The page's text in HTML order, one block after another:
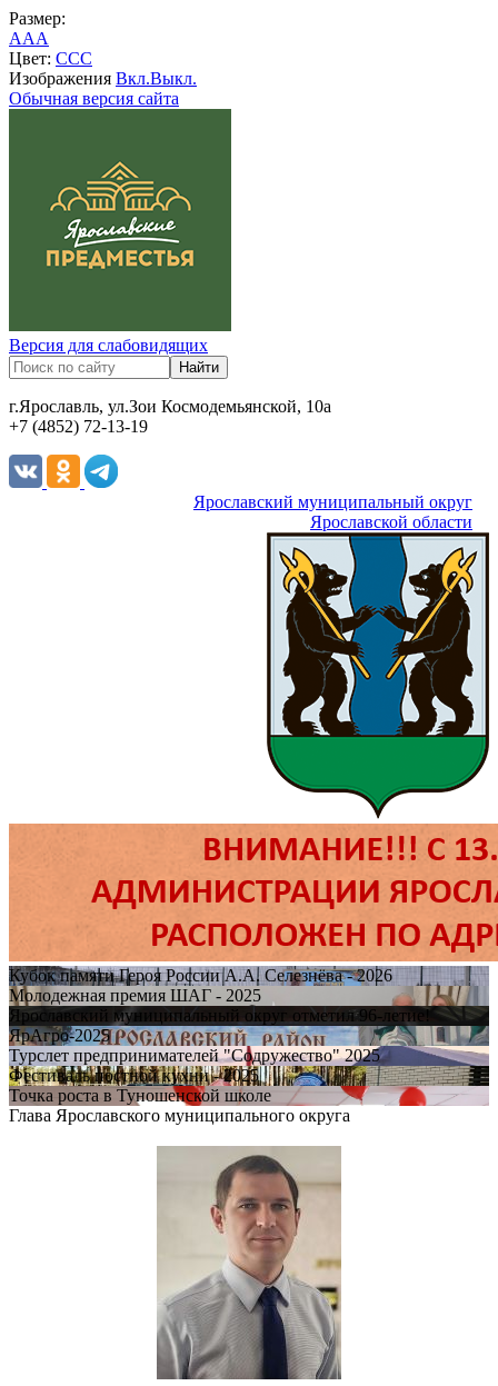
Размер:
AAA
Цвет: CCC
Изображения Вкл.Выкл.
Обычная версия сайта
Версия для слабовидящих
г.Ярославль, ул.Зои Космодемьянской, 10а
+7 (4852) 72-13-19
Ярославский муниципальный округ
Ярославской области
Кубок памяти Героя России А.А. Селезнёва - 2026
Молодежная премия ШАГ - 2025
Ярославский муниципальный округ отметил 96-летие!
ЯрАгро-2025
Турслет предпринимателей "Содружество" 2025
Фестиваль постной кухни - 2025
Точка роста в Туношенской школе
Глава Ярославского муниципального округа